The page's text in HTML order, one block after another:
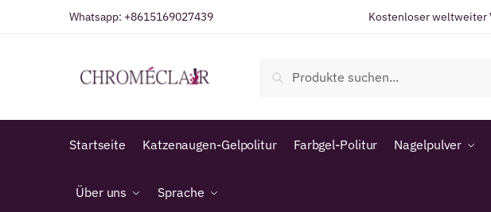
Whatsapp: +8615169027439 Kostenloser weltweiter
nach:
Suche
Startseite Katzenaugen-Gelpolitur Farbgel-Politur Nagelpulver
Über uns Sprache